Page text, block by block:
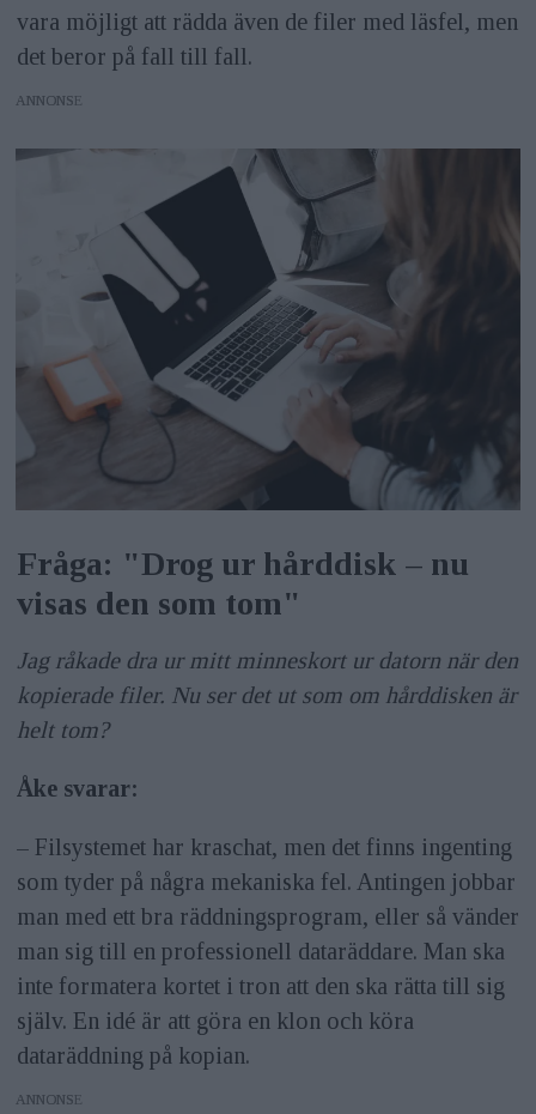
vara möjligt att rädda även de filer med läsfel, men
det beror på fall till fall.
ANNONS
Fråga: "Drog ur hårddisk – nu
visas den som tom"
Jag råkade dra ur mitt minneskort ur datorn när den
kopierade filer. Nu ser det ut som om hårddisken är
helt tom?
Åke svarar:
– Filsystemet har kraschat, men det finns ingenting
som tyder på några mekaniska fel. Antingen jobbar
man med ett bra räddningsprogram, eller så vänder
man sig till en professionell dataräddare. Man ska
inte formatera kortet i tron att den ska rätta till sig
själv. En idé är att göra en klon och köra
dataräddning på kopian.
ANNONS